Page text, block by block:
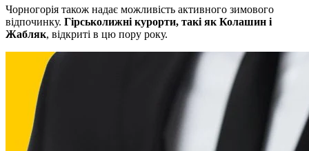
Чорногорія також надає можливість активного зимового
відпочинку. Гірськолижні курорти, такі як Колашин і
Жабляк, відкриті в цю пору року.